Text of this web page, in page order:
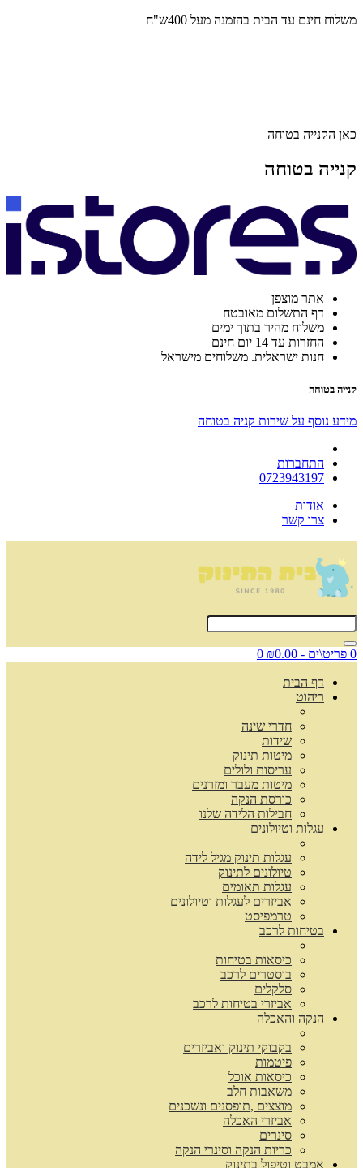
משלוח חינם עד הבית בהזמנה מעל 400ש"ח
כאן הקנייה בטוחה
קנייה בטוחה
אתר מוצפן
דף התשלום מאובטח
משלוח מהיר בתוך ימים
החזרות עד 14 יום חינם
חנות ישראלית. משלוחים מישראל
קנייה בטוחה
מידע נוסף על שירות קניה בטוחה
התחברות
0723943197
אודות
צרו קשר
0 פריט\ים - ₪0.00 0
דף הבית
ריהוט
חדרי שינה
שידות
מיטות תינוק
עריסות ולולים
מיטות מעבר ומזרנים
כורסת הנקה
חבילות הלידה שלנו
עגלות וטיולונים
עגלות תינוק מגיל לידה
טיולונים לתינוק
עגלות תאומים
אביזרים לעגלות וטיולונים
טרמפיסט
בטיחות לרכב
כיסאות בטיחות
בוסטרים לרכב
סלקלים
אביזרי בטיחות לרכב
הנקה והאכלה
בקבוקי תינוק ואביזרים
פיטמות
כיסאות אוכל
משאבות חלב
מוצצים ,תופסנים ונשכנים
אביזרי האכלה
סינרים
כריות הנקה וסינרי הנקה
אמבט וטיפול בתינוק